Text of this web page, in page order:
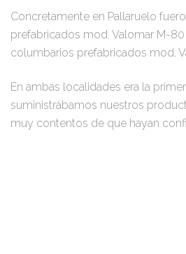
Concretamente en Pallaruelo
prefabricados mod. Valomar M-80
columbarios prefabricados mod.
En ambas localidades era la
suministrábamos nuestros
muy contentos de que hayan